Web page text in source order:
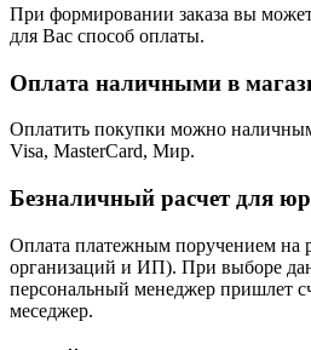
При формировании заказа вы
для Вас способ оплаты.
Оплата наличными в
Оплатить покупки можно
Visa, MasterCard, Мир.
Безналичный расчет для
Оплата платежным поручением на
организаций и ИП). При выборе
персональный менеджер пришлет
меседжер.